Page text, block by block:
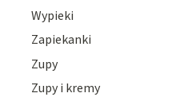
Wypieki
Zapiekanki
Zupy
Zupy i kremy